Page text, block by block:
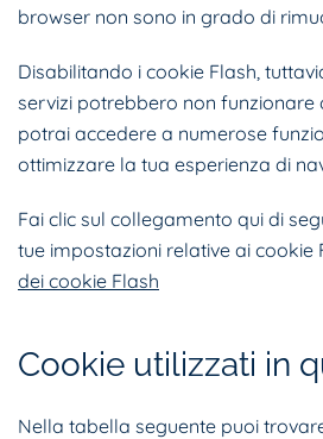
browser non sono in grado di
Disabilitando i cookie Flash,
servizi potrebbero non funzionare
potrai accedere a numerose
ottimizzare la tua esperienza di
Fai clic sul collegamento qui di
tue impostazioni relative ai cookie
dei cookie Flash
Cookie utilizzati in
Nella tabella seguente puoi